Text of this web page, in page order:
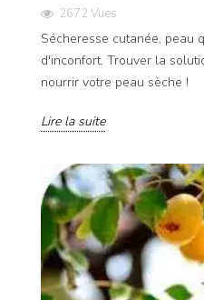
2672 Vues
Sécheresse cutanée, peau
d'inconfort. Trouver la
nourrir votre peau sèche !
Lire la suite